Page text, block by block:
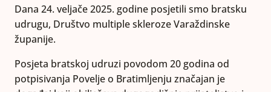
Dana 24. veljače 2025. godine posjetili smo bratsku
udrugu, Društvo multiple skleroze Varaždinske
županije.
Posjeta bratskoj udruzi povodom 20 godina od
potpisivanja Povelje o Bratimljenju značajan je